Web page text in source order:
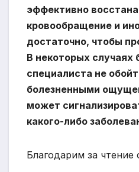
эффективно
кровообращение и
достаточно, чтобы
В некоторых случаях
специалиста не
болезненными
может
какого-либо
Благодарим за чтение